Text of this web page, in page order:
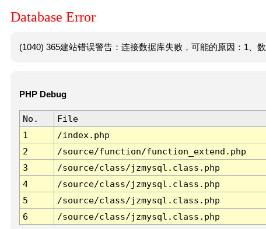
Database Error
(1040) 365建站错误警告：连接数据库失败，可能的原因：1、
PHP Debug
No. File
1
/index.php
2
/source/function/function_extend.php
3
/source/class/jzmysql.class.php
4
/source/class/jzmysql.class.php
5
/source/class/jzmysql.class.php
6
/source/class/jzmysql.class.php